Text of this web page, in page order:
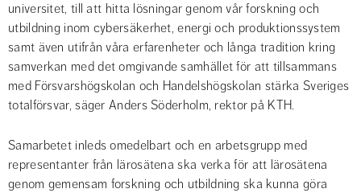
universitet, till att hitta lösningar genom vår forskning och
utbildning inom cybersäkerhet, energi och produktionssystem
samt även utifrån våra erfarenheter och långa tradition kring
samverkan med det omgivande samhället för att tillsammans
med Försvarshögskolan och Handelshögskolan stärka Sveriges
totalförsvar, säger Anders Söderholm, rektor på KTH.
Samarbetet inleds omedelbart och en arbetsgrupp med
representanter från lärosätena ska verka för att lärosätena
genom gemensam forskning och utbildning ska kunna göra